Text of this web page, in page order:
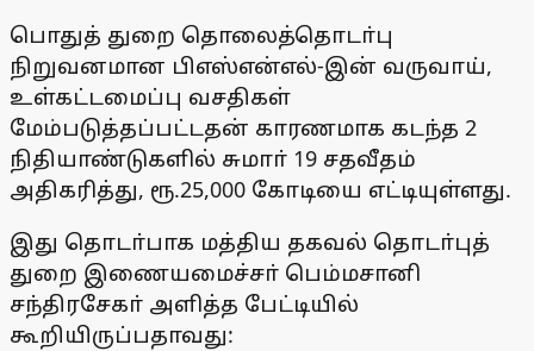
பொதுத் துறை தொலைத்தொடா்பு
நிறுவனமான பிஎஸ்என்எல்-இன் வருவாய்,
உள்கட்டமைப்பு வசதிகள்
மேம்படுத்தப்பட்டதன் காரணமாக கடந்த 2
நிதியாண்டுகளில் சுமாா் 19 சதவீதம்
அதிகரித்து, ரூ.25,000 கோடியை எட்டியுள்ளது.
இது தொடா்பாக மத்திய தகவல் தொடா்புத்
துறை இணையமைச்சா் பெம்மசானி
சந்திரசேகா் அளித்த பேட்டியில்
கூறியிருப்பதாவது: